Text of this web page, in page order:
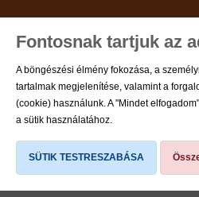
Fontosnak tartjuk az
A böngészési élmény fokozása, a
tartalmak megjelenítése, valamint a
(cookie) használunk. A "Mindet
a sütik használatához.
SÜTIK TESTRESZABÁSA
Fix